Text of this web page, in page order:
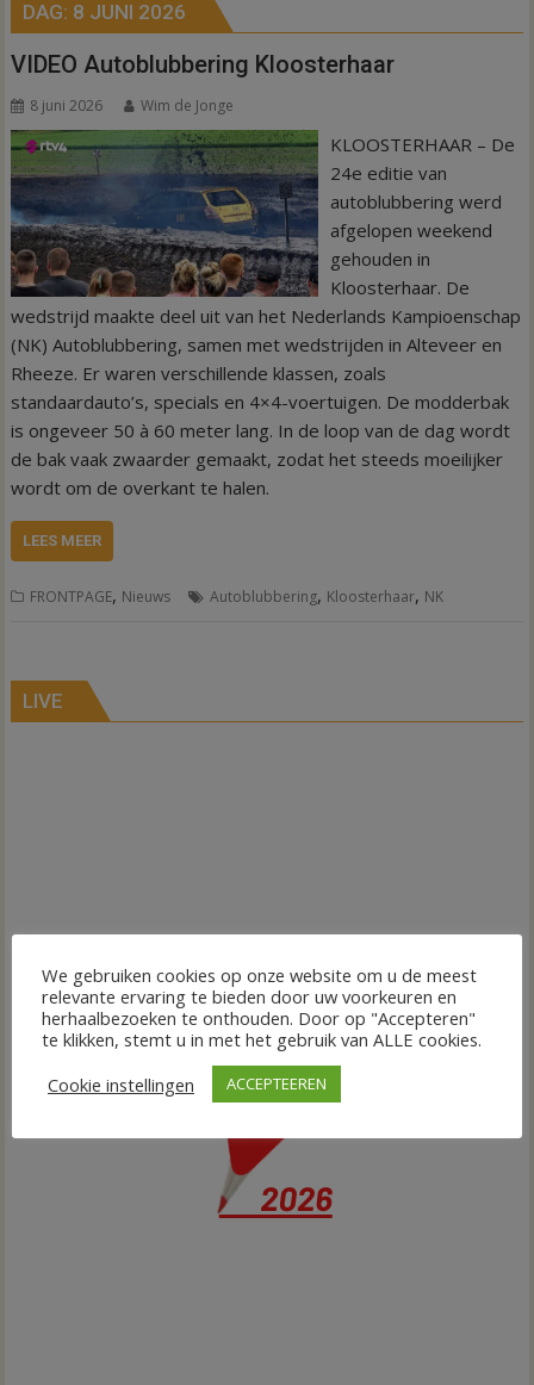
DAG: 8 JUNI 2026
VIDEO Autoblubbering Kloosterhaar
8 juni 2026 Wim de Jonge
KLOOSTERHAAR – De
24e editie van
autoblubbering werd
afgelopen weekend
gehouden in
Kloosterhaar. De
wedstrijd maakte deel uit van het Nederlands Kampioenschap
(NK) Autoblubbering, samen met wedstrijden in Alteveer en
Rheeze. Er waren verschillende klassen, zoals
standaardauto’s, specials en 4×4-voertuigen. De modderbak
is ongeveer 50 à 60 meter lang. In de loop van de dag wordt
de bak vaak zwaarder gemaakt, zodat het steeds moeilijker
wordt om de overkant te halen.
LEES MEER
FRONTPAGE, Nieuws Autoblubbering, Kloosterhaar, NK
LIVE
We gebruiken cookies op onze website om u de meest
relevante ervaring te bieden door uw voorkeuren en
herhaalbezoeken te onthouden. Door op "Accepteren"
te klikken, stemt u in met het gebruik van ALLE cookies.
Cookie instellingen
ACCEPTEEREN